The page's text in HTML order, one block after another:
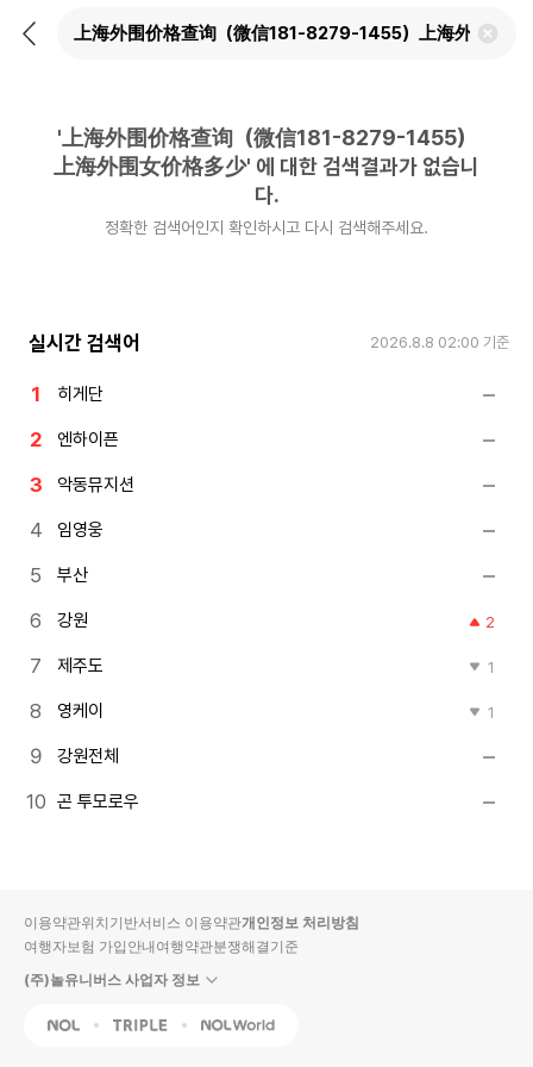
뒤
검
' 上海外围价格查询（微信181-8279-1455）
上海外围女价格多少' 에 대한 검색결과가 없습니
다.
정확한 검색어인지 확인하시고 다시 검색해주세요.
실시간 검색어 2026.8.8 02:00 기준
히게단
엔하이픈
악동뮤지션
임영웅
부산
강원 2
제주도 1
영케이 1
강원전체
곤 투모로우
이용약관위치기반서비스 이용약관개인정보 처리방침
여행자보험 가입안내여행약관분쟁해결기준
(주)놀유니버스 사업자 정보
NOL Triple Interpark Global